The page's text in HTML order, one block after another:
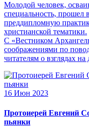
Молодой человек,
специальность, прошел
преддипломную
христианской тематики.
С «Вестником
соображениями по
читателям о взглядах
16 Июн 2023
Протоиерей Евгений
пьянки